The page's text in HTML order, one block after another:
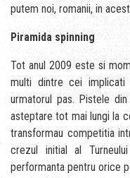
putem noi, romanii, in
Piramida spinning
Tot anul 2009 este si
multi dintre cei
urmatorul pas. Pistele
asteptare tot mai lungi la
transformau competitia
crezul initial al
performanta pentru orice